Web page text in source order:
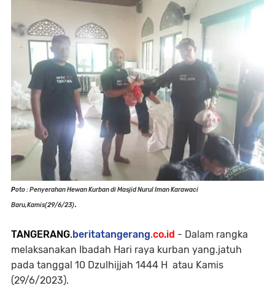
Poto : Penyerahan Hewan Kurban di Masjid Nurul Iman Karawaci
Baru,Kamis(29/6/23).
TANGERANG.beritatangerang.co.id - Dalam rangka
melaksanakan Ibadah Hari raya kurban yang.jatuh
pada tanggal 10 Dzulhijjah 1444 H atau Kamis
(29/6/2023).